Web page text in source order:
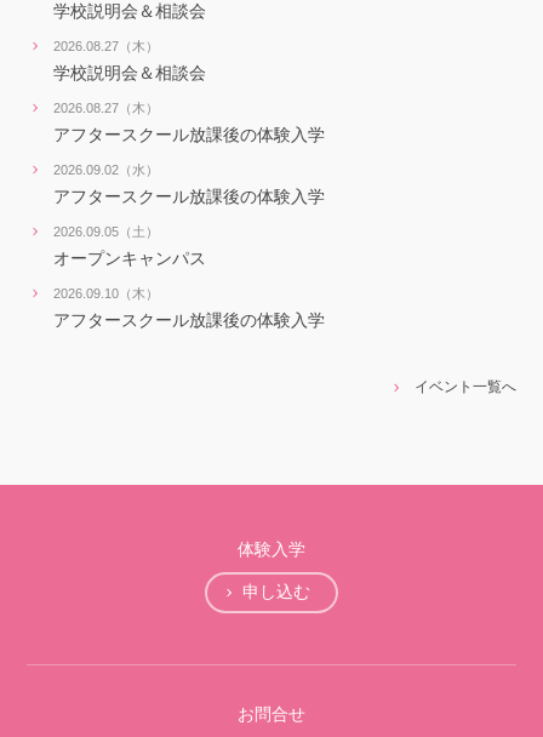
学校説明会＆相談会
2026.08.27（木）
学校説明会＆相談会
2026.08.27（木）
アフタースクール放課後の体験入学
2026.09.02（水）
アフタースクール放課後の体験入学
2026.09.05（土）
オープンキャンパス
2026.09.10（木）
アフタースクール放課後の体験入学
イベント一覧へ
体験入学
申し込む
お問合せ